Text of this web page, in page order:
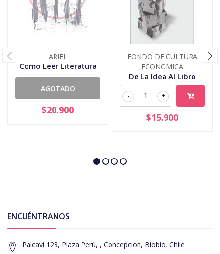
ARIEL
Como Leer Literatura
AGOTADO
$20.900
FONDO DE CULTURA
ECONOMICA
De La Idea Al Libro
+
-
$15.900
ENCUÉNTRANOS
Paicavi 128, Plaza Perú, , Concepcion, Biobío, Chile